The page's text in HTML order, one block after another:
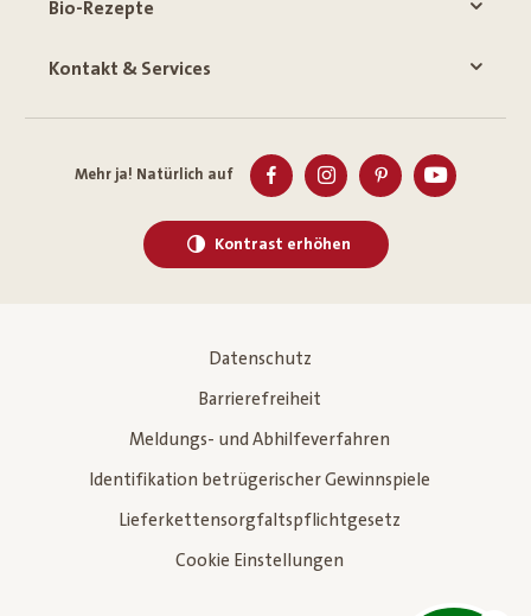
Bio-Rezepte
Kontakt & Services
Mehr ja! Natürlich auf
Kontrast erhöhen
Datenschutz
Barrierefreiheit
Meldungs- und Abhilfeverfahren
Identifikation betrügerischer Gewinnspiele
Lieferkettensorgfaltspflichtgesetz
Cookie Einstellungen